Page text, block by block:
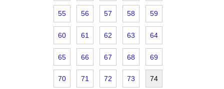
55 56 57 58 59
60 61 62 63 64
65 66 67 68 69
70 71 72 73 74